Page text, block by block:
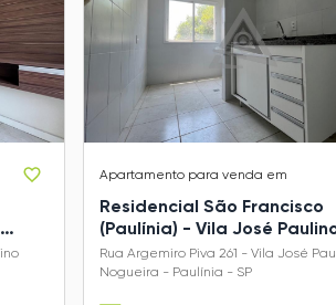
Apartamento para venda em
Residencial São Francisco
(Paulínia) - Vila José
Nogueira
Rua Argemiro Piva 261 - Vila José
Nogueira - Paulínia - SP